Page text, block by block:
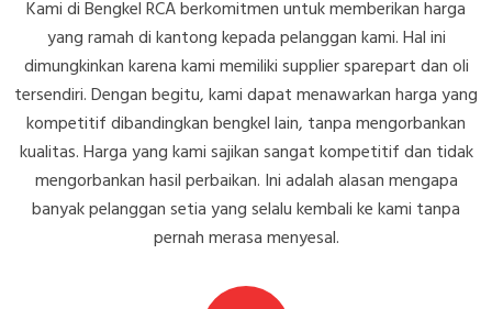
Kami di Bengkel RCA berkomitmen untuk memberikan harga
yang ramah di kantong kepada pelanggan kami. Hal ini
dimungkinkan karena kami memiliki supplier sparepart dan oli
tersendiri. Dengan begitu, kami dapat menawarkan harga yang
kompetitif dibandingkan bengkel lain, tanpa mengorbankan
kualitas. Harga yang kami sajikan sangat kompetitif dan tidak
mengorbankan hasil perbaikan. Ini adalah alasan mengapa
banyak pelanggan setia yang selalu kembali ke kami tanpa
pernah merasa menyesal.